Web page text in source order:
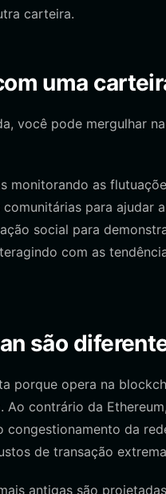
carteira.
uma
você pode mergulhar
monitorando as
para ajudar
social para
com as
são
porque opera na
Ao contrário da
da
de transação
antigas são